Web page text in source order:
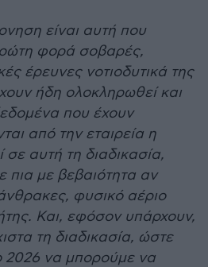
είναι αυτή που
φορά σοβαρές,
έρευνες νοτιοδυτικά της
ήδη ολοκληρωθεί και
που έχουν
από την εταιρεία η
σε αυτή τη διαδικασία,
πια με βεβαιότητα αν
φυσικό αέριο
Και, εφόσον υπάρχουν,
τη διαδικασία, ώστε
2026 να μπορούμε να